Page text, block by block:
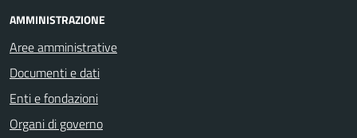
AMMINISTRAZIONE
Aree amministrative
Documenti e dati
Enti e fondazioni
Organi di governo